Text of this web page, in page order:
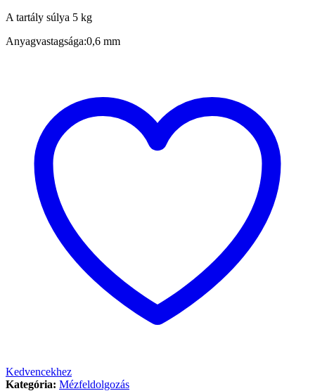
A tartály súlya 5 kg
Anyagvastagsága:0,6 mm
Kedvencekhez
Kategória: Mézfeldolgozás